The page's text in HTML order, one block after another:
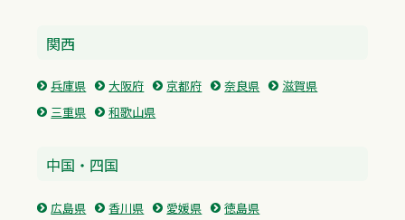
関西
兵庫県 大阪府 京都府 奈良県
滋賀県
三重県
和歌山県
中国・四国
広島県 香川県 愛媛県 徳島県